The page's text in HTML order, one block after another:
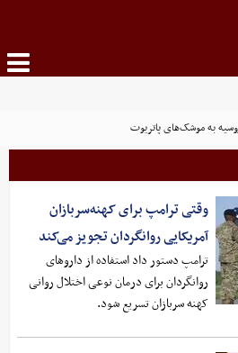
به موشک‌های پاتریوت
وقتی ترامپ برای کهنه‌سربازان
آمریکایی روانگردان تجویز می‌کند
ترامپ دستور داد استفاده از داروهای
روانگردان برای درمان نوعی اختلال روانی
کهنه سربازان تسریع شود‌.